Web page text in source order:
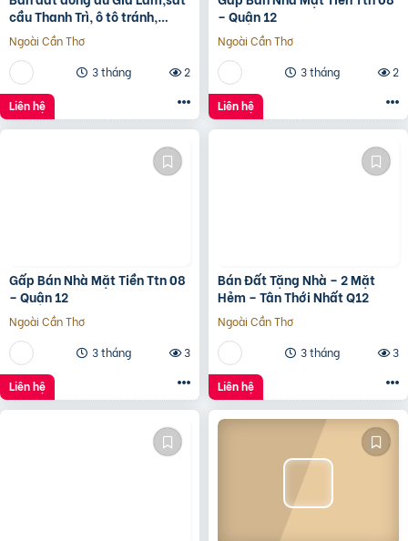
cầu Thanh Trì, ô tô tránh,
60m, MT4m, 7 tỷ
Ngoài Cần Thơ
3 tháng
2
Liên hệ
– Quận 12
Ngoài Cần Thơ
3 tháng
2
Liên hệ
Gấp Bán Nhà Mặt Tiền Ttn 08
– Quận 12
Ngoài Cần Thơ
3 tháng
3
Liên hệ
Bán Đất Tặng Nhà – 2 Mặt
Hẻm – Tân Thới Nhất Q12
Ngoài Cần Thơ
3 tháng
3
Liên hệ